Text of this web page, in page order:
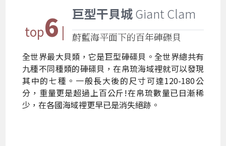
top6 |
巨型干貝城Giant Clam
蔚藍海平面下的百年硨磲貝
全世界最大貝類，它是巨型硨磲貝。全世界總共有
九種不同種類的硨磲貝，在帛琉海域裡就可以發現
其中的七種。一般長大後的尺寸可達120-180公
分，重量更是超過上百公斤!在帛琉數量已日漸稀
少，在各國海域裡更早已是消失絕跡。